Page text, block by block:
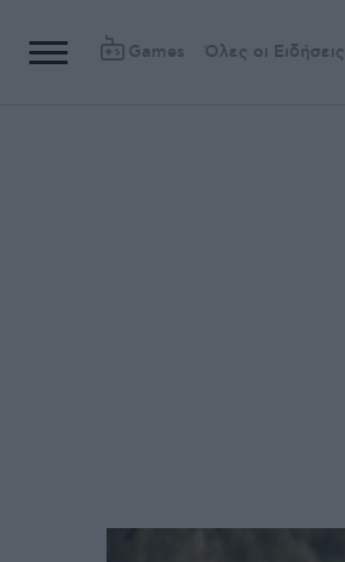
Games Όλες οι Ειδήσεις